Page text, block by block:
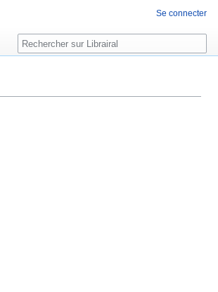
Se connecter
Rechercher